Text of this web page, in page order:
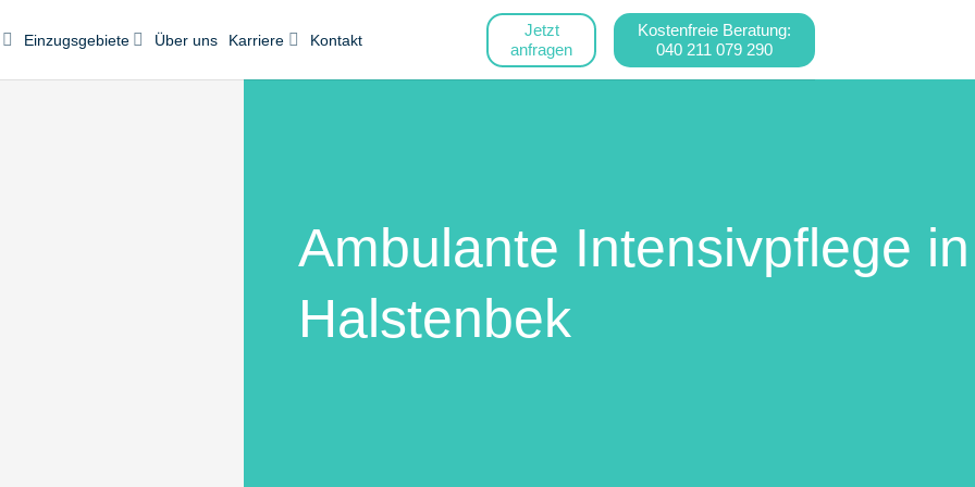
Einzugsgebiete Über uns Karriere Kontakt
Jetzt
anfragen
Kostenfreie Beratung:
040 211 079 290
Ambulante Intensivpflege in
Halstenbek